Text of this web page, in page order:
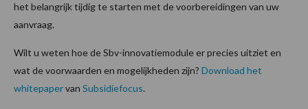
het belangrijk tijdig te starten met de voorbereidingen van uw
aanvraag.
Wilt u weten hoe de Sbv-innovatiemodule er precies uitziet en
wat de voorwaarden en mogelijkheden zijn? Download het
whitepapervan Subsidiefocus.